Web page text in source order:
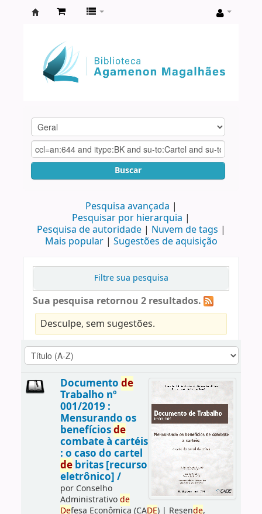
Agamenon
Magalhães
Buscar
Pesquisa avançada
Pesquisar por hierarquia
Pesquisa de autoridade
Nuvem de tags
Mais popular
Sugestões de aquisição
Filtre sua pesquisa
Sua pesquisa retornou 2 resultados.
Desculpe, sem sugestões.
Documento de
Trabalho nº
001/2019 :
Mensurando os
benefíciosde
combate à cartéis
: o caso do cartel
debritas [recurso
eletrônico] /
por Conselho
Administrativode
Defesa Econômica (CADE)| Resende,